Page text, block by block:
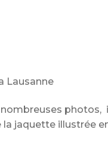
Lausanne
nombreuses
jaquette illustrée